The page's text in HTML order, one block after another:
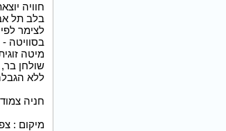
חוויה
בלב תל
לצימר
בסוויטה -
מיטה
שולחן
ללא
חניה
מיקום :